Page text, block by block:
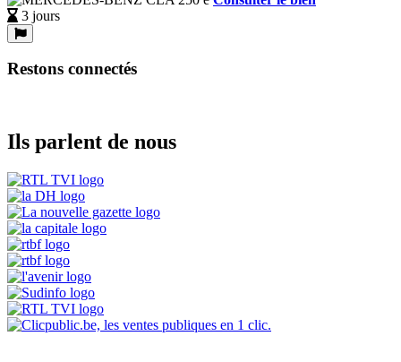
3 jours
Restons connectés
Ils parlent de nous